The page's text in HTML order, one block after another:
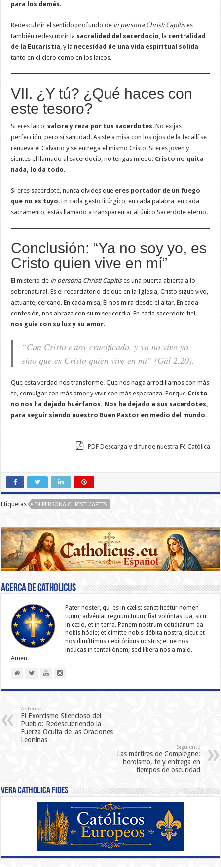
para los demás.
Redescubrir el sentido profundo de in persona Christi Capitises
también redescubrir la sacralidad del sacerdocio, la centralidad
de la Eucaristía, y la necesidad de una vida espiritual sólida
tanto en el clero como en los laicos.
VII. ¿Y tú? ¿Qué haces con
este tesoro?
Si eres laico,valora y reza por tus sacerdotes. No exijas
perfección, pero sí santidad. Asiste a misa con los ojos de la fe: allí se
renueva el Calvario y se entrega el mismo Cristo. Si eres joven y
sientes el llamado al sacerdocio, no tengas miedo: Cristo no quita
nada, lo da todo.
Si eres sacerdote, nunca olvides que eres portador de un fuego
que no es tuyo. En cada gesto litúrgico, en cada palabra, en cada
sacramento, estás llamado a transparentar al único Sacerdote eterno.
Conclusión: “Ya no soy yo, es
Cristo quien vive en mí”
El misterio de in persona Christi Capitises una puerta abierta a lo
sobrenatural. Es el recordatorio de que en la Iglesia, Cristo sigue vivo,
actuante, cercano. En cada misa, Él nos mira desde el altar. En cada
confesión, nos abraza con su misericordia. En cada sacerdote fiel,
nos guía con su luz y su amor.
“Con Cristo estoy crucificado, y ya no vivo yo,
sino que es Cristo quien vive en mí” (Gál 2,20).
Que esta verdad nos transforme. Que nos haga arrodillarnos con más
fe, comulgar con más amor y vivir con más esperanza. Porque Cristo
no nos ha dejado huérfanos. Nos ha dejado a sus sacerdotes,
para seguir siendo nuestro Buen Pastor en medio del mundo.
PDF Descarga y difunde nuestra Fé Católica
Etiquetas IN PERSONA CHRISTI CAPITIS
Acerca de catholicus
Pater noster, qui es in cælis: sanc­ti­ficétur nomen
tuum; advéniat regnum tuum; fiat volúntas tua, sicut
in cælo, et in terra. Panem nostrum cotidiánum da
nobis hódie; et dimítte nobis débita nostra, sicut et
nos dimíttimus debitóribus nostris; et ne nos
indúcas in ten­ta­tiónem; sed líbera nos a malo.
Amen.
Anterior
El Exorcismo Silencioso del
Pueblo: Redescubriendo la
Fuerza Oculta de las Oraciones
Leoninas
Siguiente
Las mártires de Compiègne:
heroísmo, fe y entrega en
tiempos de oscuridad
Vera Catholica Fides